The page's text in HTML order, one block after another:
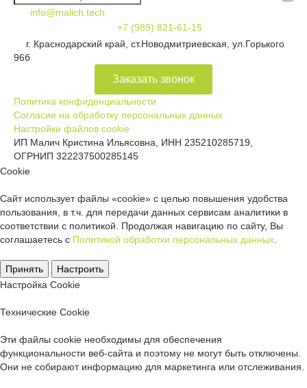
info@malich.tech
+7 (989) 821-61-15
г. Краснодарский край, ст.Новодмитриевская, ул.Горького
96б
Заказать звонок
Политика конфиденциальности
Согласие на обработку персональных данных
Настройки файлов cookie
ИП Малич Кристина Ильясовна, ИНН 235210285719,
ОГРНИП 322237500285145
Сookie
Сайт использует файлы «cookie» с целью повышения удобства
пользования, в т.ч. для передачи данных сервисам аналитики в
соответствии с политикой. Продолжая навигацию по сайту, Вы
соглашаетесь с Политикой обработки персональных данных
Принять
Настроить
Настройка Сookie
Технические Cookie
Эти файлы cookie необходимы для обеспечения
функциональности веб-сайта и поэтому не могут быть отключены.
Они не собирают информацию для маркетинга или отслеживания.